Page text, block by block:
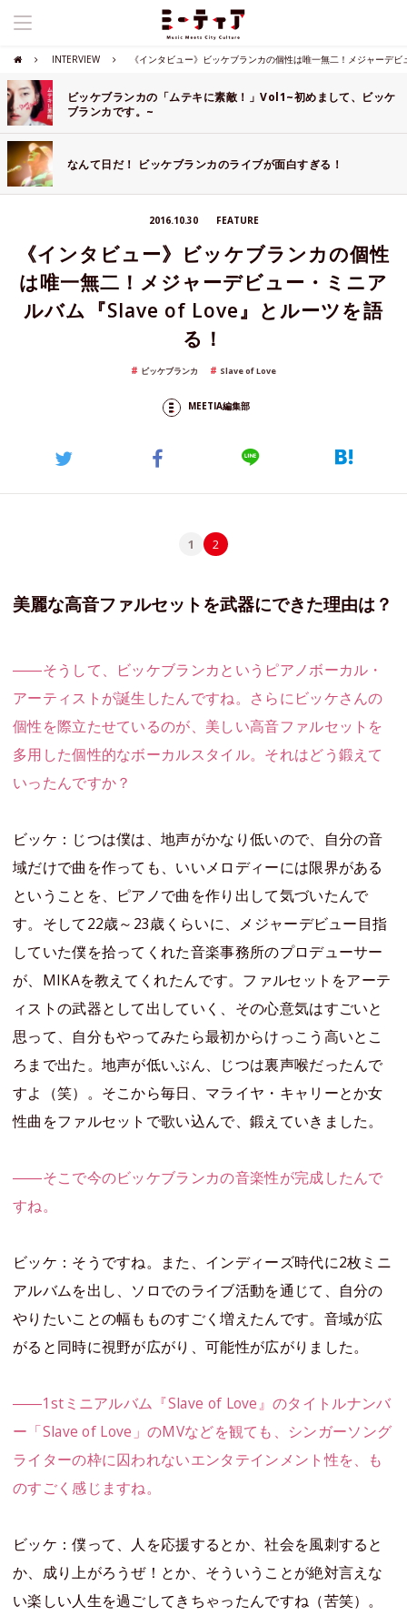
INTERVIEW 《インタビュー》ビッケブランカの個性は唯一無二！メジャーデ
ビッケブランカの「ムテキに素敵！」Vol1~初めまして、ビッケ
ブランカです。~
なんて日だ！ ビッケブランカのライブが面白すぎる！
2016.10.30 FEATURE
《インタビュー》ビッケブランカの個性
は唯一無二！メジャーデビュー・ミニア
ルバム『Slave of Love』とルーツを語
る！
ビッケブランカ Slave of Love
MEETIA編集部
1 2
美麗な高音ファルセットを武器にできた理由は？
――そうして、ビッケブランカというピアノボーカル・
アーティストが誕生したんですね。さらにビッケさんの
個性を際立たせているのが、美しい高音ファルセットを
多用した個性的なボーカルスタイル。それはどう鍛えて
いったんですか？
ビッケ：じつは僕は、地声がかなり低いので、自分の音
域だけで曲を作っても、いいメロディーには限界がある
ということを、ピアノで曲を作り出して気づいたんで
す。そして22歳～23歳くらいに、メジャーデビュー目指
していた僕を拾ってくれた音楽事務所のプロデューサー
が、MIKAを教えてくれたんです。ファルセットをアーテ
ィストの武器として出していく、その心意気はすごいと
思って、自分もやってみたら最初からけっこう高いとこ
ろまで出た。地声が低いぶん、じつは裏声喉だったんで
すよ（笑）。そこから毎日、マライヤ・キャリーとか女
性曲をファルセットで歌い込んで、鍛えていきました。
――そこで今のビッケブランカの音楽性が完成したんで
すね。
ビッケ：そうですね。また、インディーズ時代に2枚ミニ
アルバムを出し、ソロでのライブ活動を通じて、自分の
やりたいことの幅もものすごく増えたんです。音域が広
がると同時に視野が広がり、可能性が広がりました。
――1stミニアルバム『Slave of Love』のタイトルナンバ
ー「Slave of Love」のMVなどを観ても、シンガーソング
ライターの枠に囚われないエンタテインメント性を、も
のすごく感じますね。
ビッケ：僕って、人を応援するとか、社会を風刺すると
か、成り上がろうぜ！とか、そういうことが絶対言えな
い楽しい人生を過ごしてきちゃったんですね（苦笑）。